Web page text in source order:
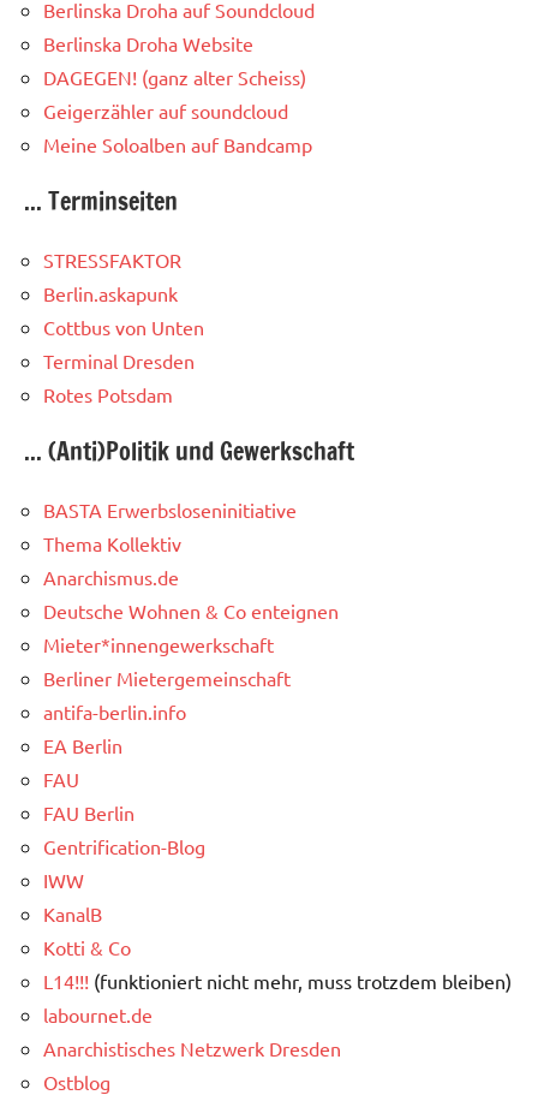
Berlinska Droha auf Soundcloud
Berlinska Droha Website
DAGEGEN! (ganz alter Scheiss)
Geigerzähler auf soundcloud
Meine Soloalben auf Bandcamp
... Terminseiten
STRESSFAKTOR
Berlin.askapunk
Cottbus von Unten
Terminal Dresden
Rotes Potsdam
... (Anti)Politik und Gewerkschaft
BASTA Erwerbsloseninitiative
Thema Kollektiv
Anarchismus.de
Deutsche Wohnen & Co enteignen
Mieter*innengewerkschaft
Berliner Mietergemeinschaft
antifa-berlin.info
EA Berlin
FAU
FAU Berlin
Gentrification-Blog
IWW
KanalB
Kotti & Co
L14!!! (funktioniert nicht mehr, muss trotzdem bleiben)
labournet.de
Anarchistisches Netzwerk Dresden
Ostblog